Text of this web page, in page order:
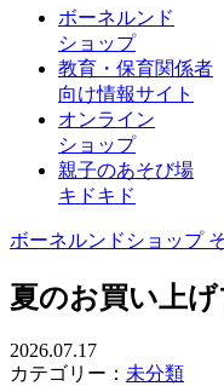
ボーネルンド
ショップ
教育・保育関係者
向け情報サイト
オンライン
ショップ
親子のあそび場
キドキド
ボーネルンドショップ
夏のお買い上
2026.07.17
カテゴリー： 未分類